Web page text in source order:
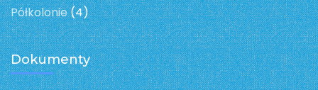
Półkolonie(4)
Dokumenty